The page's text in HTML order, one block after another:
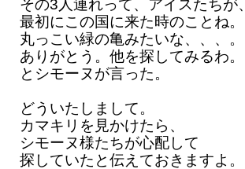
その3人連れって、アイスたちが、
最初にこの国に来た時のことね。
丸っこい緑の亀みたいな、、、。
ありがとう。他を探してみるわ。
とシモーヌが言った。
どういたしまして。
カマキリを見かけたら、
シモーヌ様たちが心配して
探していたと伝えておきますよ。